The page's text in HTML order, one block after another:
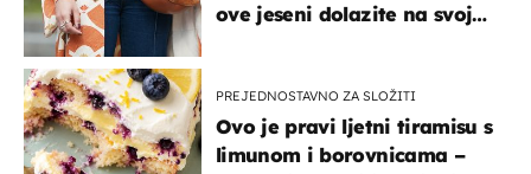
ove jeseni dolazite na svoje
PREJEDNOSTAVNO ZA SLOŽITI
Ovo je pravi ljetni tiramisu s
limunom i borovnicama –